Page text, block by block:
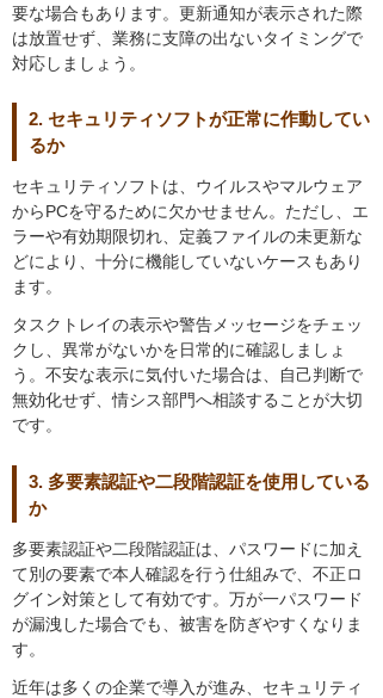
要な場合もあります。更新通知が表示された際
は放置せず、業務に支障の出ないタイミングで
対応しましょう。
2. セキュリティソフトが正常に作動してい
るか
セキュリティソフトは、ウイルスやマルウェア
からPCを守るために欠かせません。ただし、エ
ラーや有効期限切れ、定義ファイルの未更新な
どにより、十分に機能していないケースもあり
ます。
タスクトレイの表示や警告メッセージをチェッ
クし、異常がないかを日常的に確認しましょ
う。不安な表示に気付いた場合は、自己判断で
無効化せず、情シス部門へ相談することが大切
です。
3. 多要素認証や二段階認証を使用している
か
多要素認証や二段階認証は、パスワードに加え
て別の要素で本人確認を行う仕組みで、不正ロ
グイン対策として有効です。万が一パスワード
が漏洩した場合でも、被害を防ぎやすくなりま
す。
近年は多くの企業で導入が進み、セキュリティ